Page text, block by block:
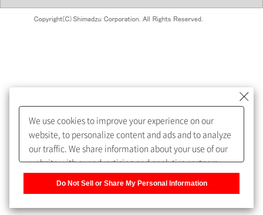
めします。
My SHIMADZU for Analyticalへ登録いただくと、技術情報や
取扱説明書・Webinarなどの閲覧ができます。
うになります。
We use cookies to improve your experience on our
website, to personalize content and ads and to analyze
our traffic. We share information about your use of our
website with our advertising and analytics partners,
Do Not Sell or Share My Personal Information